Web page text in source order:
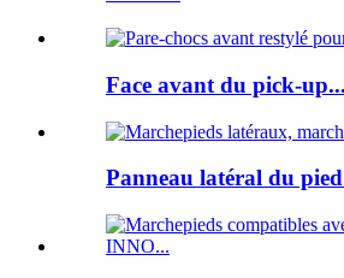
Face avant du pick-up...
Panneau latéral du